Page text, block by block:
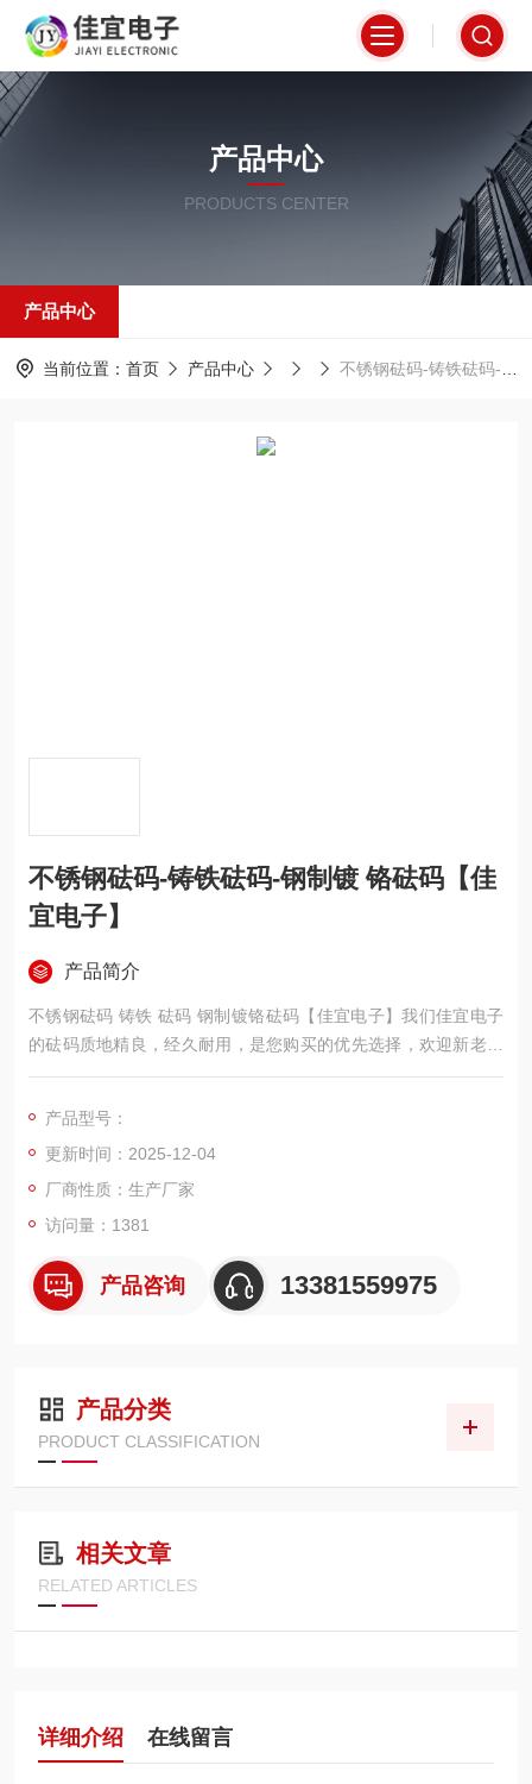
产品中心
PRODUCTS CENTER
产品中心
当前位置： 首页 产品中心 不锈钢砝码-铸铁砝码-钢制镀 铬砝码【佳宜电子】
不锈钢砝码-铸铁砝码-钢制镀 铬砝码【佳
宜电子】
产品简介
不锈钢砝码 铸铁 砝码 钢制镀铬砝码【佳宜电子】我们佳宜电子
的砝码质地精良，经久耐用，是您购买的优先选择，欢迎新老顾
客选购。
产品型号：
更新时间：2025-12-04
厂商性质：生产厂家
访问量：1381
产品咨询 13381559975
产品分类
PRODUCT CLASSIFICATION
相关文章
RELATED ARTICLES
详细介绍 在线留言